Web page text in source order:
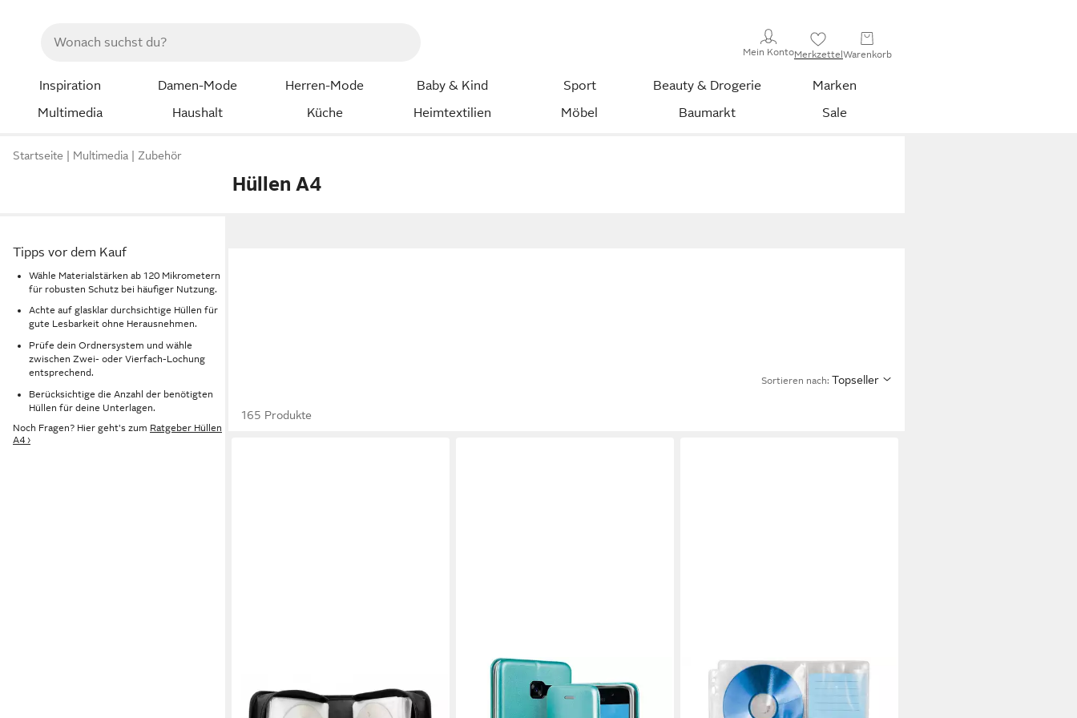
Mein KontoMerkzettelWarenkorb
Inspiration Damen-Mode Herren-Mode Baby & Kind Sport Beauty & Drogerie
Marken
Multimedia
Haushalt Küche Heimtextilien Möbel Baumarkt Sale
Startseite Multimedia Zubehör
Hüllen A4
Tipps vor dem Kauf
Wähle Materialstärken ab 120 Mikrometern
für robusten Schutz bei häufiger Nutzung.
Achte auf glasklar durchsichtige Hüllen für
gute Lesbarkeit ohne Herausnehmen.
Prüfe dein Ordnersystem und wähle
zwischen Zwei- oder Vierfach-Lochung
entsprechend.
Berücksichtige die Anzahl der benötigten
Hüllen für deine Unterlagen.
Noch Fragen? Hier geht's zum Ratgeber Hüllen
A4 ›
Sortieren nach: Topseller
165 Produkte